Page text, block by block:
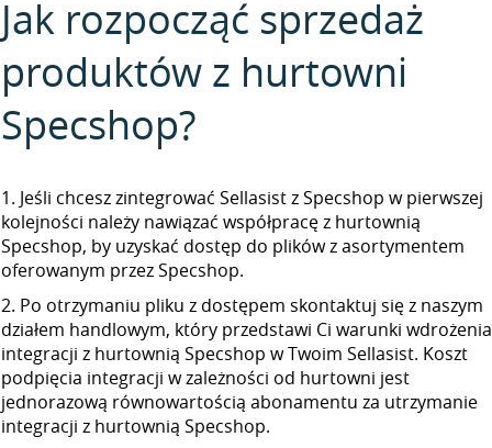
Jak rozpocząć sprzedaż
produktów z hurtowni
Specshop?
1. Jeśli chcesz zintegrować Sellasist z Specshop w pierwszej
kolejności należy nawiązać współpracę z hurtownią
Specshop, by uzyskać dostęp do plików z asortymentem
oferowanym przez Specshop.
2. Po otrzymaniu pliku z dostępem skontaktuj się z naszym
działem handlowym, który przedstawi Ci warunki wdrożenia
integracji z hurtownią Specshop w Twoim Sellasist. Koszt
podpięcia integracji w zależności od hurtowni jest
jednorazową równowartością abonamentu za utrzymanie
integracji z hurtownią Specshop.